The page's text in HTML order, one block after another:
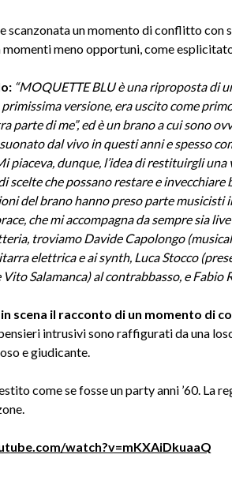
scanzonata un momento di conflitto con
meno opportuni, come
“MOQUETTE BLU è una riproposta di
primissima versione, era uscito come
parte di me”, ed è un brano a cui sono
dal vivo in questi anni e spesso
dunque, l’idea di restituirgli una
scelte che possano restare e invecchiare
del brano hanno preso parte musicisti
che mi accompagna da sempre sia
troviamo Davide Capolongo
elettrica e ai synth, Luca Stocco
Salamanca) al contrabbasso, e Fabio
scena il racconto di un momento di
intrusivi sono raffigurati da una
e giudicante.
come se fosse un party anni ’60. La
watch?v=mKXAiDkuaaQ